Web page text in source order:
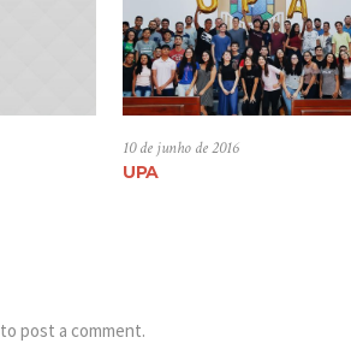
10 de junho de 2016
UPA
to post a comment.